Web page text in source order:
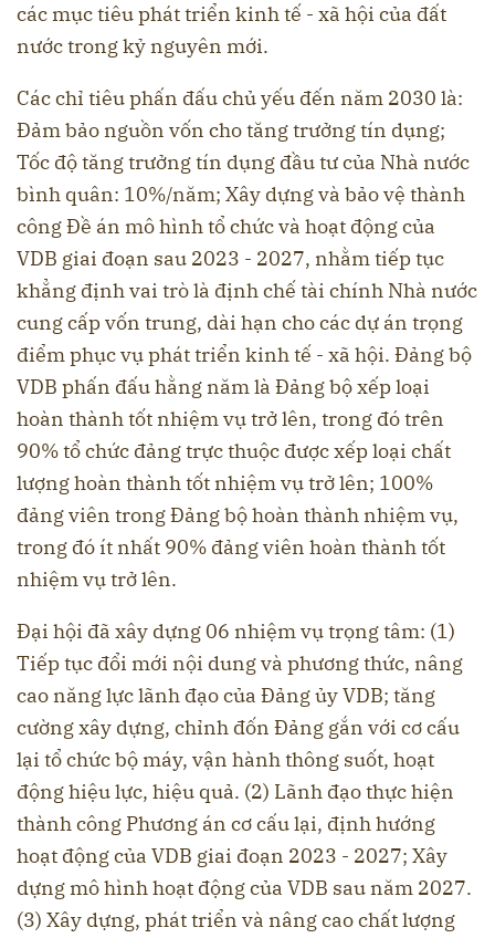
các mục tiêu phát triển kinh tế - xã hội của đất
nước trong kỷ nguyên mới.
Các chỉ tiêu phấn đấu chủ yếu đến năm 2030 là:
Đảm bảo nguồn vốn cho tăng trưởng tín dụng;
Tốc độ tăng trưởng tín dụng đầu tư của Nhà nước
bình quân: 10%/năm; Xây dựng và bảo vệ thành
công Đề án mô hình tổ chức và hoạt động của
VDB giai đoạn sau 2023 - 2027, nhằm tiếp tục
khẳng định vai trò là định chế tài chính Nhà nước
cung cấp vốn trung, dài hạn cho các dự án trọng
điểm phục vụ phát triển kinh tế - xã hội. Đảng bộ
VDB phấn đấu hằng năm là Đảng bộ xếp loại
hoàn thành tốt nhiệm vụ trở lên, trong đó trên
90% tổ chức đảng trực thuộc được xếp loại chất
lượng hoàn thành tốt nhiệm vụ trở lên; 100%
đảng viên trong Đảng bộ hoàn thành nhiệm vụ,
trong đó ít nhất 90% đảng viên hoàn thành tốt
nhiệm vụ trở lên.
Đại hội đã xây dựng 06 nhiệm vụ trọng tâm: (1)
Tiếp tục đổi mới nội dung và phương thức, nâng
cao năng lực lãnh đạo của Đảng ủy VDB; tăng
cường xây dựng, chỉnh đốn Đảng gắn với cơ cấu
lại tổ chức bộ máy, vận hành thông suốt, hoạt
động hiệu lực, hiệu quả. (2) Lãnh đạo thực hiện
thành công Phương án cơ cấu lại, định hướng
hoạt động của VDB giai đoạn 2023 - 2027; Xây
dựng mô hình hoạt động của VDB sau năm 2027.
(3) Xây dựng, phát triển và nâng cao chất lượng